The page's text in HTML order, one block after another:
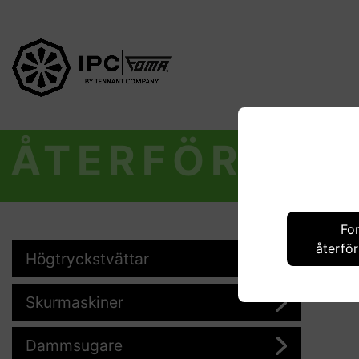
Högtryckstvättar
Skurmaskiner
Dammsugare